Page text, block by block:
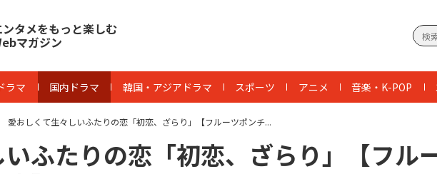
ンタメをもっと楽しむ
マガジン
ラマ 国内ドラマ 韓国・アジアドラマ スポーツ アニメ 音楽・K-POP
愛おしくて生々しいふたりの恋「初恋、ざらり」【フルーツポンチ...
ふたりの恋「初恋、ざらり」【フル